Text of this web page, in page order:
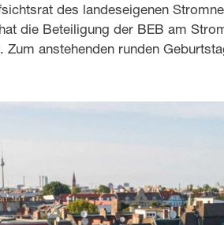
des landeseigenen
die Beteiligung der BEB am
anstehenden runden